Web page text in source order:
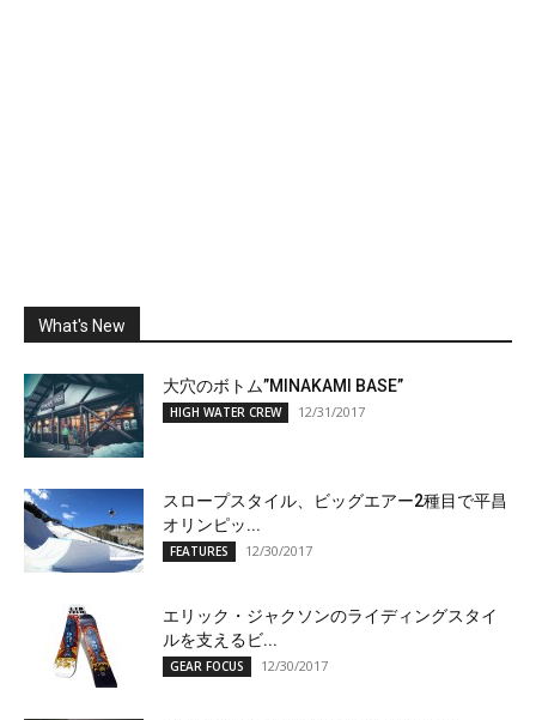
What's New
大穴のボトム”MINAKAMI BASE”
HIGH WATER CREW 12/31/2017
スロープスタイル、ビッグエアー2種目で平昌
オリンピッ...
FEATURES 12/30/2017
エリック・ジャクソンのライディングスタイ
ルを支えるビ...
GEAR FOCUS 12/30/2017